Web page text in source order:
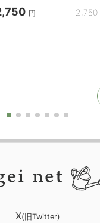
円 2,750
X(旧Twitter)